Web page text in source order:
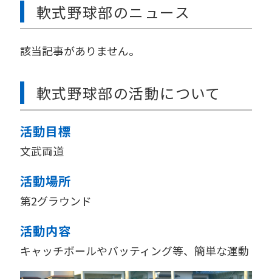
軟式野球部のニュース
該当記事がありません。
軟式野球部の活動について
活動目標
文武両道
活動場所
第2グラウンド
活動内容
キャッチボールやバッティング等、簡単な運動